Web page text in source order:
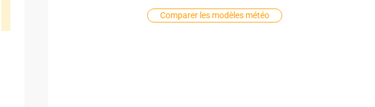
Comparer les modèles météo